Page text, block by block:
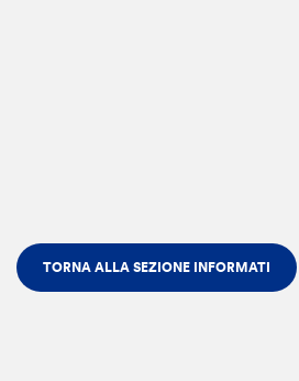
TORNA ALLA SEZIONE INFORMATI